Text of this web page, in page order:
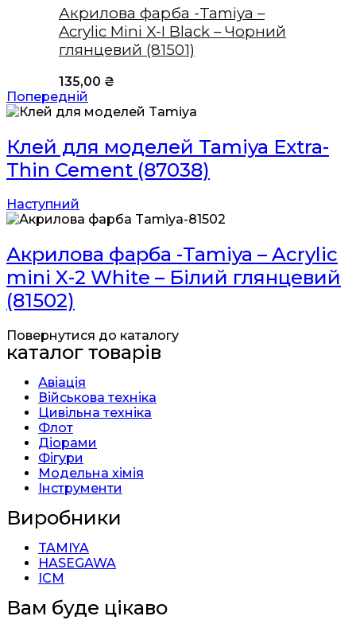
Акрилова фарба -Tamiya –
Acrylic Mini X-I Black – Чорний
глянцевий (81501)
135,00 ₴
Попередній
Клей для моделей Tamiya Extra-
Thin Cement (87038)
Наступний
Акрилова фарба -Tamiya – Acrylic
mini X-2 White – Білий глянцевий
(81502)
Повернутися до каталогу
каталог товарів
Авіація
Військова техніка
Цивільна техніка
Флот
Діорами
Фігури
Модельна хімія
Інструменти
Виробники
TAMIYA
HASEGAWA
ICM
Вам буде цікаво